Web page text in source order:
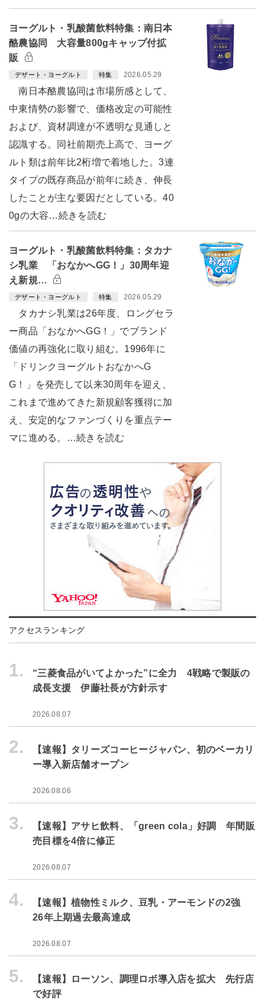
ヨーグルト・乳酸菌飲料特集：南日本
酪農協同 大容量800gキャップ付拡
販
デザート・ヨーグルト 特集 2026.05.29
南日本酪農協同は市場所感として、
中東情勢の影響で、価格改定の可能性
および、資材調達が不透明な見通しと
認識する。同社前期売上高で、ヨーグ
ルト類は前年比2桁増で着地した。3連
タイプの既存商品が前年に続き、伸長
したことが主な要因だとしている。40
0gの大容…続きを読む
ヨーグルト・乳酸菌飲料特集：タカナ
シ乳業 「おなかへGG！」30周年迎
え新規…
デザート・ヨーグルト 特集 2026.05.29
タカナシ乳業は26年度、ロングセラ
ー商品「おなかへGG！」でブランド
価値の再強化に取り組む。1996年に
「ドリンクヨーグルトおなかへG
G！」を発売して以来30周年を迎え、
これまで進めてきた新規顧客獲得に加
え、安定的なファンづくりを重点テー
マに進める。…続きを読む
アクセスランキング
1.
“三菱食品がいてよかった”に全力 4戦略で製販の
成長支援 伊藤社長が方針示す
2026.08.07
2.
【速報】タリーズコーヒージャパン、初のベーカリ
ー導入新店舗オープン
2026.08.06
3.
【速報】アサヒ飲料、「green cola」好調 年間販
売目標を4倍に修正
2026.08.07
4.
【速報】植物性ミルク、豆乳・アーモンドの2強
26年上期過去最高達成
2026.08.07
5.
【速報】ローソン、調理ロボ導入店を拡大 先行店
で好評